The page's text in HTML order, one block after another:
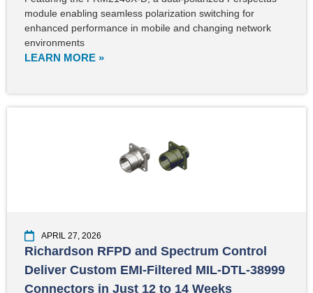
module enabling seamless polarization switching for
enhanced performance in mobile and changing network
environments
LEARN MORE »
APRIL 27, 2026
Richardson RFPD and Spectrum Control
Deliver Custom EMI-Filtered MIL-DTL-38999
Connectors in Just 12 to 14 Weeks